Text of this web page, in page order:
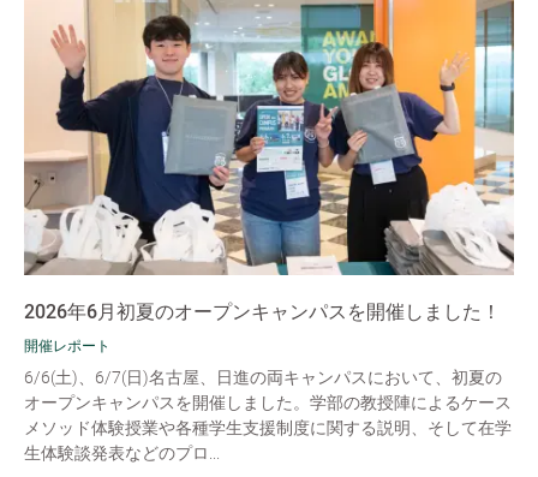
2026年6月初夏のオープンキャンパスを開催しました！
開催レポート
6/6(土)、6/7(日)名古屋、日進の両キャンパスにおいて、初夏の
オープンキャンパスを開催しました。学部の教授陣によるケース
メソッド体験授業や各種学生支援制度に関する説明、そして在学
生体験談発表などのプロ...